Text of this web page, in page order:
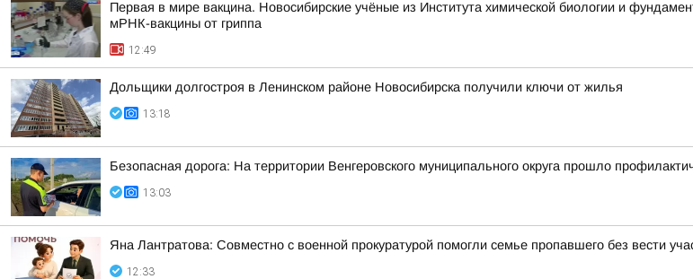
Первая в мире вакцина. Новосибирские учёные из Института химической биологии и
мРНК-вакцины от гриппа
12:49
Дольщики долгостроя в Ленинском районе Новосибирска получили ключи от жилья
13:18
Безопасная дорога: На территории Венгеровского муниципального округа прошло
13:03
Яна Лантратова: Совместно с военной прокуратурой помогли семье пропавшего без вести
12:33